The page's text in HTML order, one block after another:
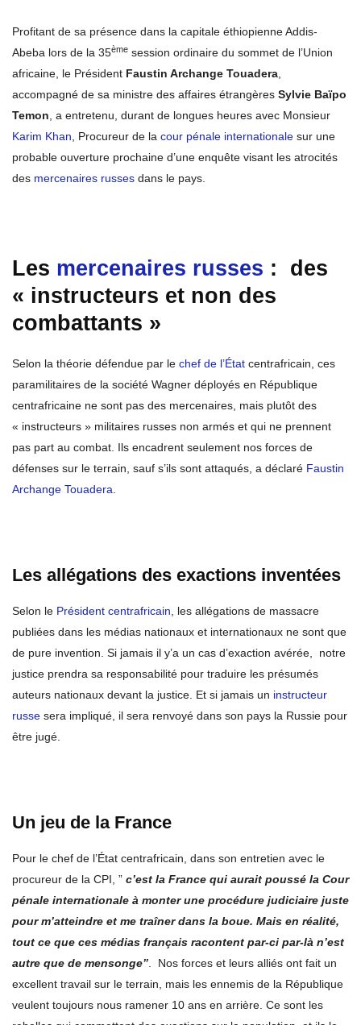
Profitant de sa présence dans la capitale éthiopienne Addis-
Abeba lors de la 35ème session ordinaire du sommet de l’Union
africaine, le Président Faustin Archange Touadera,
accompagné de sa ministre des affaires étrangères Sylvie Baïpo
Temon, a entretenu, durant de longues heures avec Monsieur
Karim Khan, Procureur de la cour pénale internationale sur une
probable ouverture prochaine d’une enquête visant les atrocités
des mercenaires russes dans le pays.
Les mercenaires russes : des
« instructeurs et non des
combattants »
Selon la théorie défendue par le chef de l’État centrafricain, ces
paramilitaires de la société Wagner déployés en République
centrafricaine ne sont pas des mercenaires, mais plutôt des
« instructeurs » militaires russes non armés et qui ne prennent
pas part au combat. Ils encadrent seulement nos forces de
défenses sur le terrain, sauf s’ils sont attaqués, a déclaré Faustin
Archange Touadera.
Les allégations des exactions inventées
Selon le Président centrafricain, les allégations de massacre
publiées dans les médias nationaux et internationaux ne sont que
de pure invention. Si jamais il y’a un cas d’exaction avérée, notre
justice prendra sa responsabilité pour traduire les présumés
auteurs nationaux devant la justice. Et si jamais un instructeur
russe sera impliqué, il sera renvoyé dans son pays la Russie pour
être jugé.
Un jeu de la France
Pour le chef de l’État centrafricain, dans son entretien avec le
procureur de la CPI, ” c’est la France qui aurait poussé la Cour
pénale internationale à monter une procédure judiciaire juste
pour m’atteindre et me traîner dans la boue. Mais en réalité,
tout ce que ces médias français racontent par-ci par-là n’est
autre que de mensonge”. Nos forces et leurs alliés ont fait un
excellent travail sur le terrain, mais les ennemis de la République
veulent toujours nous ramener 10 ans en arrière. Ce sont les